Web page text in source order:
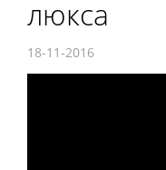
люкса
18-11-2016